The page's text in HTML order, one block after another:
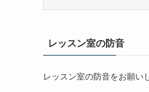
レッスン室の防音
レッスン室の防音をお願い